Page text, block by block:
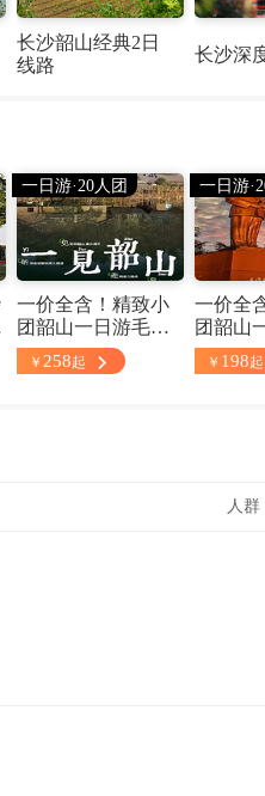
长沙韶山经典2日
线路
长沙深
一日游·20人团
一价全含！精致小
团韶山一日游毛泽
东故居+滴水洞+毛
泽东铜像+刘少奇故
￥ 258起
一日游
一价全
团韶山
东故居+
泽东铜
￥ 198起
人群